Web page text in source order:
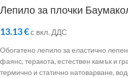
Лепило за плочки
13.13€с вкл. ДДС
Обогатено лепило за еластично
фаянс, теракота, естествен камък и
термично и статично натоварване,